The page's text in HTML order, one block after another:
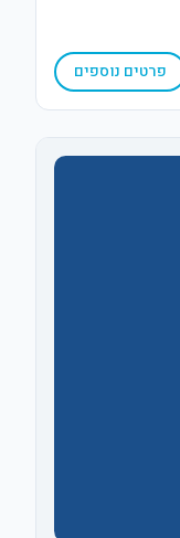
פרטים נוספים